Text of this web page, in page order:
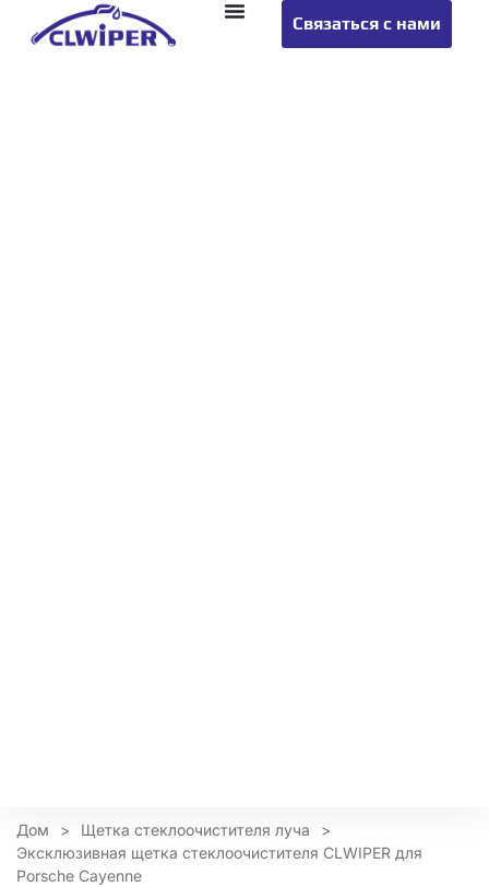
Связаться с нами
Дом > Щетка стеклоочистителя луча
>
Эксклюзивная щетка стеклоочистителя CLWIPER для
Porsche Cayenne